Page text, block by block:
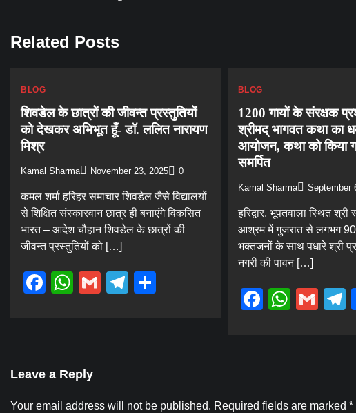
Related Posts
BLOG
शिवडेल के छात्रों की जीवन्त प्रस्तुतियों
को देखकर अभिभूत हूँ- डॉ. ललित नारायण
मिश्र
Kamal Sharma November 23, 2025 0
कमल शर्मा हरिहर समाचार शिवडेल जैसे विद्यालयों
से शिक्षित संस्कारवान छात्र ही बनाएंगे विकसित
भारत – आदेश चौहान शिवडेल के छात्रों की
जीवन्त प्रस्तुतियों को […]
Facebook
WhatsApp
GmailTelegram
BLOG
1200 गायों के संरक्षक
श्रीमद् भागवत कथा का
आयोजन, कथा को किया
समर्पित
Kamal Sharma September
हरिद्वार, भूपतवाला स्थित श्री
आश्रम में गुजरात से लगभग
भक्तजनों के साथ पधारे श्री
नगरी की पावन […]
Leave a Reply
Your email address will not be published. Required fields are marked *